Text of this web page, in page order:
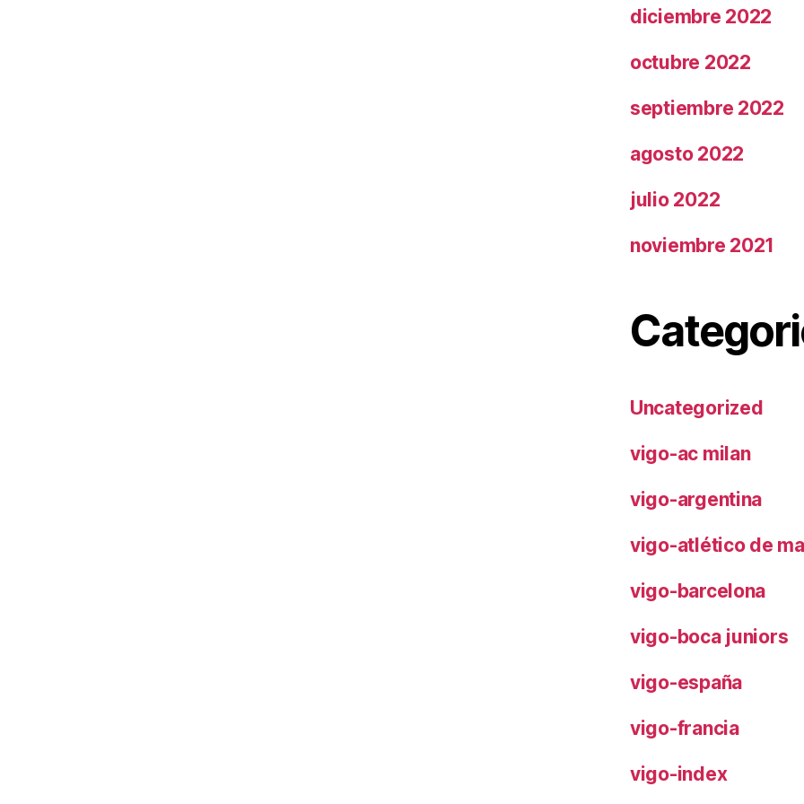
diciembre 2022
octubre 2022
septiembre 2022
agosto 2022
julio 2022
noviembre 2021
Uncategorized
vigo-ac milan
vigo-argentina
vigo-atlético de
vigo-barcelona
vigo-boca juniors
vigo-españa
vigo-francia
vigo-index